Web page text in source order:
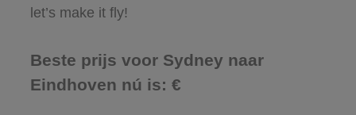
let’s make it fly!
Beste prijs voor Sydney naar
Eindhoven nú is: €